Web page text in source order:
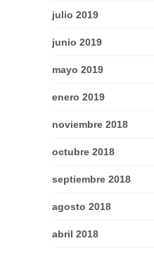
julio 2019
junio 2019
mayo 2019
enero 2019
noviembre 2018
octubre 2018
septiembre 2018
agosto 2018
abril 2018